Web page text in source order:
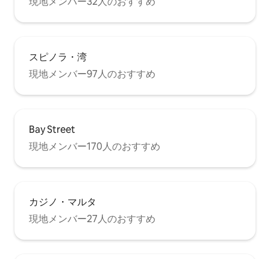
スピノラ・湾
現地メンバー97人のおすすめ
Bay Street
現地メンバー170人のおすすめ
カジノ・マルタ
現地メンバー27人のおすすめ